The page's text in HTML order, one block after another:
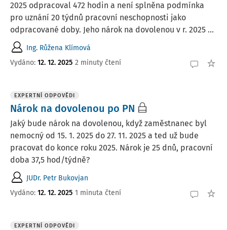
2025 odpracoval 472 hodin a není splněna podmínka
pro uznání 20 týdnů pracovní neschopnosti jako
odpracované doby. Jeho nárok na dovolenou v r. 2025 ...
Ing. Růžena Klímová
Vydáno: 12. 12. 2025 2 minuty čtení
EXPERTNÍ ODPOVĚDI
Nárok na dovolenou po PN
Jaký bude nárok na dovolenou, když zaměstnanec byl
nemocný od 15. 1. 2025 do 27. 11. 2025 a ted už bude
pracovat do konce roku 2025. Nárok je 25 dnů, pracovní
doba 37,5 hod/týdně?
JUDr. Petr Bukovjan
Vydáno: 12. 12. 2025 1 minuta čtení
EXPERTNÍ ODPOVĚDI